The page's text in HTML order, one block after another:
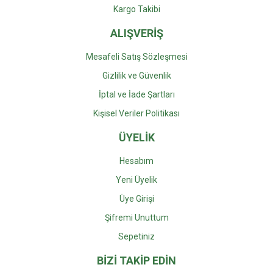
Kargo Takibi
ALIŞVERİŞ
Mesafeli Satış Sözleşmesi
Gizlilik ve Güvenlik
İptal ve İade Şartları
Kişisel Veriler Politikası
ÜYELİK
Hesabım
Yeni Üyelik
Üye Girişi
Şifremi Unuttum
Sepetiniz
BİZİ TAKİP EDİN